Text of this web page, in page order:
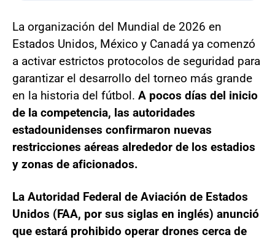
La organización del Mundial de 2026 en
Estados Unidos, México y Canadá ya comenzó
a activar estrictos protocolos de seguridad para
garantizar el desarrollo del torneo más grande
en la historia del fútbol. A pocos días del inicio
de la competencia, las autoridades
estadounidenses confirmaron nuevas
restricciones aéreas alrededor de los estadios
y zonas de aficionados.
La Autoridad Federal de Aviación de Estados
Unidos (FAA, por sus siglas en inglés) anunció
que estará prohibido operar drones cerca de